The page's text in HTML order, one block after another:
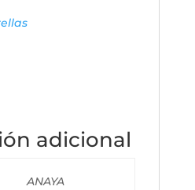
adicional
ANAYA